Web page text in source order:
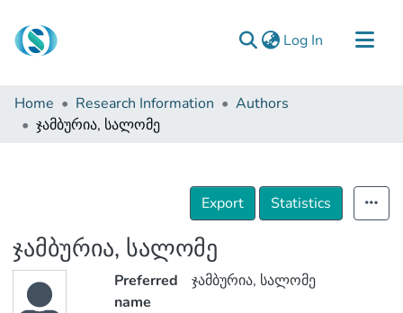
Log In (current)
Communities & Collections
Browse
Home Research Information
Authors
ჯამბურია, სალომე
Export Statistics
ჯამბურია, სალომე
Preferred
name
ჯამბურია, სალომე